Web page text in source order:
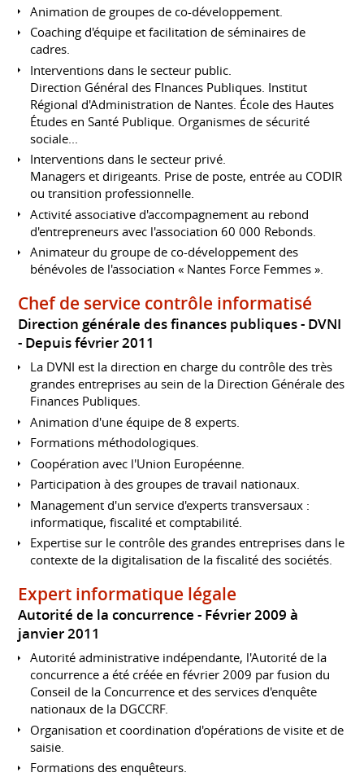
Animation de groupes de co-développement.
Coaching d'équipe et facilitation de séminaires de
cadres.
Interventions dans le secteur public.
Direction Général des FInances Publiques. Institut
Régional d'Administration de Nantes. École des Hautes
Études en Santé Publique. Organismes de sécurité
sociale...
Interventions dans le secteur privé.
Managers et dirigeants. Prise de poste, entrée au CODIR
ou transition professionnelle.
Activité associative d'accompagnement au rebond
d'entrepreneurs avec l'association 60 000 Rebonds.
Animateur du groupe de co-développement des
bénévoles de l'association « Nantes Force Femmes ».
Chef de service contrôle informatisé
Direction générale des finances publiques - DVNI
Depuis février 2011
La DVNI est la direction en charge du contrôle des très
grandes entreprises au sein de la Direction Générale des
Finances Publiques.
Animation d'une équipe de 8 experts.
Formations méthodologiques.
Coopération avec l'Union Européenne.
Participation à des groupes de travail nationaux.
Management d'un service d'experts transversaux :
informatique, fiscalité et comptabilité.
Expertise sur le contrôle des grandes entreprises dans le
contexte de la digitalisation de la fiscalité des sociétés.
Expert informatique légale
Autorité de la concurrence
Février 2009 à
janvier 2011
Autorité administrative indépendante, l'Autorité de la
concurrence a été créée en février 2009 par fusion du
Conseil de la Concurrence et des services d'enquête
nationaux de la DGCCRF.
Organisation et coordination d'opérations de visite et de
saisie.
Formations des enquêteurs.